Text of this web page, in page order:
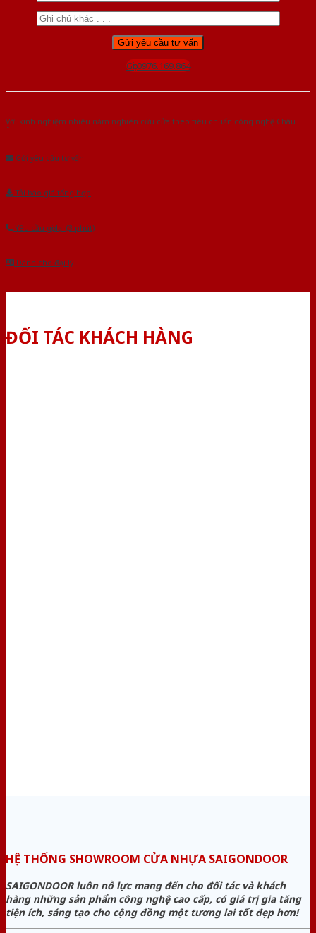
Gọi 0976.169.864
Với kinh nghiệm nhiêu năm nghiên cứu cửa theo tiêu chuẩn công nghệ Châu
Gửi yêu cầu tư vấn
Tải báo giá tổng hợp
Yêu cầu gọi lại (3 phút)
Dành cho đại lý
ĐỐI TÁC KHÁCH HÀNG
HỆ THỐNG SHOWROOM CỬA NHỰA SAIGONDOOR
SAIGONDOOR luôn nỗ lực mang đến cho đối tác và khách
hàng những sản phẩm công nghệ cao cấp, có giá trị gia tăng
tiện ích, sáng tạo cho cộng đồng một tương lai tốt đẹp hơn!